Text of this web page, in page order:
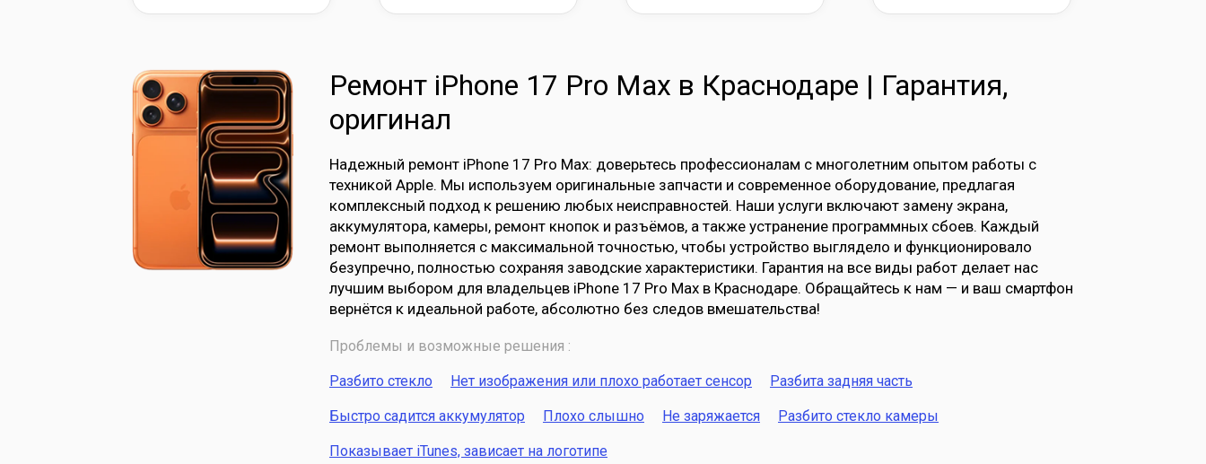
Ремонт iPhone 17 Pro Max в Краснодаре | Гарантия,
оригинал
Надежный ремонт iPhone 17 Pro Max: доверьтесь профессионалам с многолетним опытом работы с
техникой Apple. Мы используем оригинальные запчасти и современное оборудование, предлагая
комплексный подход к решению любых неисправностей. Наши услуги включают замену экрана,
аккумулятора, камеры, ремонт кнопок и разъёмов, а также устранение программных сбоев. Каждый
ремонт выполняется с максимальной точностью, чтобы устройство выглядело и функционировало
безупречно, полностью сохраняя заводские характеристики. Гарантия на все виды работ делает нас
лучшим выбором для владельцев iPhone 17 Pro Max в Краснодаре. Обращайтесь к нам — и ваш смартфон
вернётся к идеальной работе, абсолютно без следов вмешательства!
Проблемы и возможные решения :
Разбито стекло Нет изображения или плохо работает сенсор Разбита задняя часть
Быстро садится аккумулятор Плохо слышно Не заряжается Разбито стекло камеры
Показывает iTunes, зависает на логотипе